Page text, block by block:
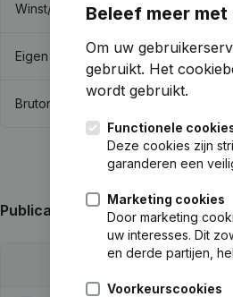
Winst/Verlies
Eigen vermogen
Brutomarge
Publicaties van Mejor Juntos
Beleef meer
Om uw
gebruikt. Het
wordt gebruikt.
Functionele
Deze cookies zijn
garanderen een
Marketing cookies
Door marketing
uw interesses. Dit
en derde partijen,
Voorkeurscookies